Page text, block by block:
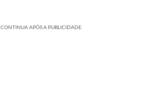
CONTINUA APÓS A PUBLICIDADE